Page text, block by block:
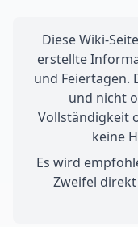
Diese Wiki-
erstellte
und Feiertagen.
und nicht
Vollständigkeit
keine
Es wird
Zweifel